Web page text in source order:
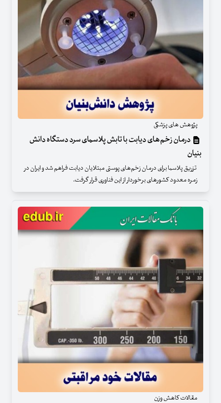
پژوهش های پزشکی
درمان زخم‌های دیابت با تابش پلاسمای سرد دستگاه دانش
بنیان
تزریق پلاسما برای درمان زخم‌های پوستی مبتلایان دیابت فراهم شد و ایران در
زمره معدود کشورهای برخوردار از این فناوری قرار گرفت.
مقالات کاهش وزن